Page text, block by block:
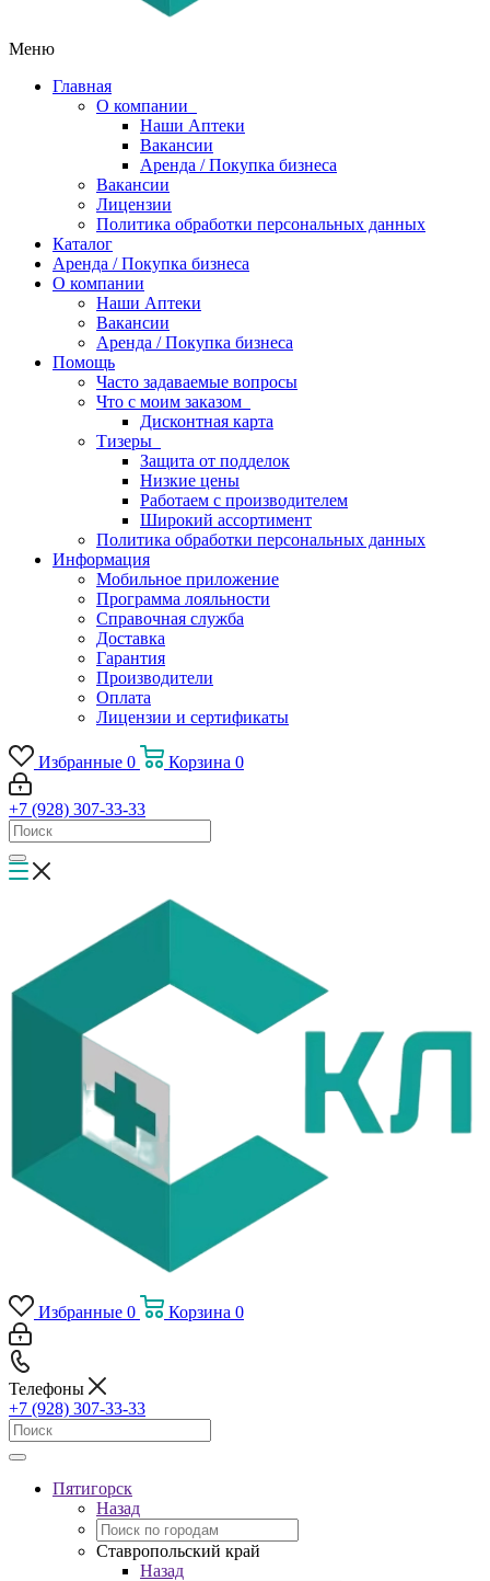
Меню
Главная
О компании
Наши Аптеки
Вакансии
Аренда / Покупка бизнеса
Вакансии
Лицензии
Политика обработки персональных данных
Каталог
Аренда / Покупка бизнеса
О компании
Наши Аптеки
Вакансии
Аренда / Покупка бизнеса
Помощь
Часто задаваемые вопросы
Что с моим заказом
Дисконтная карта
Тизеры
Защита от подделок
Низкие цены
Работаем с производителем
Широкий ассортимент
Политика обработки персональных данных
Информация
Мобильное приложение
Программа лояльности
Справочная служба
Доставка
Гарантия
Производители
Оплата
Лицензии и сертификаты
Избранные 0 Корзина 0
+7 (928) 307-33-33
Избранные 0 Корзина 0
Телефоны
+7 (928) 307-33-33
Пятигорск
Назад
Ставропольский край
Назад